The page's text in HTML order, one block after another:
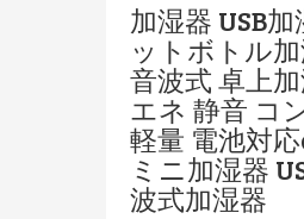
加湿器 USB
ットボトル
音波式 卓上
エネ 静音 コ
軽量 電池対
ミニ加湿器
波式加湿器